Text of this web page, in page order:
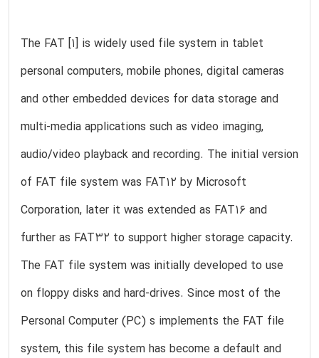
The FAT [1] is widely used file system in tablet
personal computers, mobile phones, digital cameras
and other embedded devices for data storage and
multi-media applications such as video imaging,
audio/video playback and recording. The initial version
of FAT file system was FAT12 by Microsoft
Corporation, later it was extended as FAT16 and
further as FAT32 to support higher storage capacity.
The FAT file system was initially developed to use
on floppy disks and hard-drives. Since most of the
Personal Computer (PC) s implements the FAT file
system, this file system has become a default and